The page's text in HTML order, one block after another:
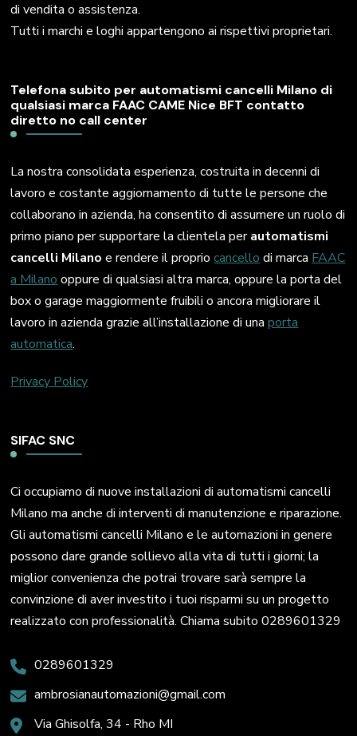
di vendita o assistenza.
Tutti i marchi e loghi appartengono ai rispettivi proprietari.
Telefona subito per automatismi cancelli Milano di
qualsiasi marca FAAC CAME Nice BFT contatto
diretto no call center
La nostra consolidata esperienza, costruita in decenni di
lavoro e costante aggiornamento di tutte le persone che
collaborano in azienda, ha consentito di assumere un ruolo di
primo piano per supportare la clientela perautomatismi
cancelli Milano e rendere il propriocancellodi marcaFAAC
a Milanooppure di qualsiasi altra marca, oppure la porta del
box o garage maggiormente fruibili o ancora migliorare il
lavoro in azienda grazie all’installazione di unaporta
automatica.
Privacy Policy
SIFAC SNC
Ci occupiamo di nuove installazioni di automatismi cancelli
Milano ma anche di interventi di manutenzione e riparazione.
Gli automatismi cancelli Milano e le automazioni in genere
possono dare grande sollievo alla vita di tutti i giorni; la
miglior convenienza che potrai trovare sarà sempre la
convinzione di aver investito i tuoi risparmi su un progetto
realizzato con professionalità. Chiama subito 0289601329
0289601329
ambrosianautomazioni@gmail.com
Via Ghisolfa, 34 - Rho MI